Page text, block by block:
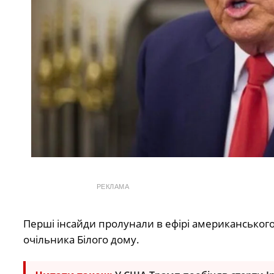
РЕКЛАМА
Перші інсайди пролунали в ефірі
очільника Білого дому.